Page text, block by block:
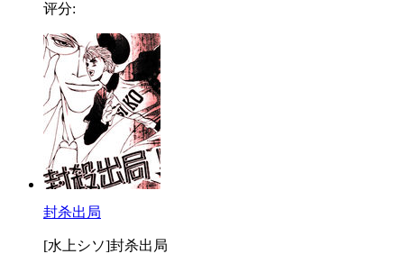
评分:
封杀出局
[水上シソ]封杀出局